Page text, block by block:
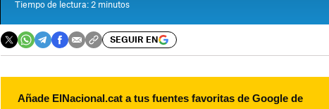
Tiempo de lectura: 2 minutos
SEGUIR EN
Añade ElNacional.cat a tus fuentes favoritas de Google de